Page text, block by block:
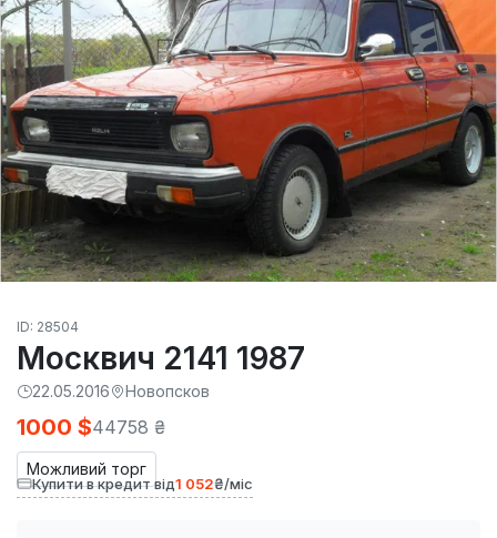
ID: 28504
Москвич 2141 1987
22.05.2016 Новопсков
Можливий торг
1000 $44758 ₴
Купити в кредит від1 052₴/міс